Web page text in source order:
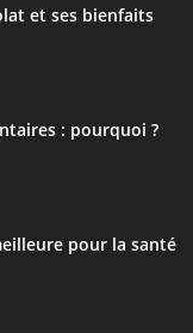
et ses bienfaits
: pourquoi ?
pour la santé